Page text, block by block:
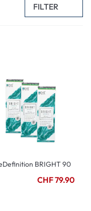
FILTER
BRIGHT 90
CHF 79.90